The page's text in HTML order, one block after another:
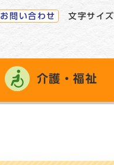
お問い合わせ 文字サイズ
介護・福祉